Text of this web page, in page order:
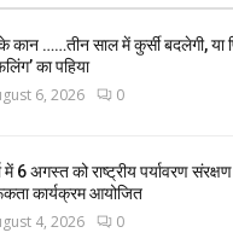
कान ……तीन साल में कुर्सी बदलेगी, या
का पहिया
6, 2026 0
में 6 अगस्त को राष्ट्रीय पर्यावरण
कार्यक्रम आयोजित
4, 2026 0